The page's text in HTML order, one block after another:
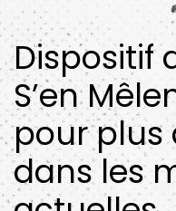
Dispositif
S’en
pour plus
dans les